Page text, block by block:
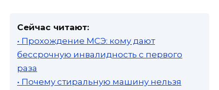
Сейчас читают:
• Прохождение МСЭ: кому дают
бессрочную инвалидность с первого
раза
• Почему стиральную машину нельзя